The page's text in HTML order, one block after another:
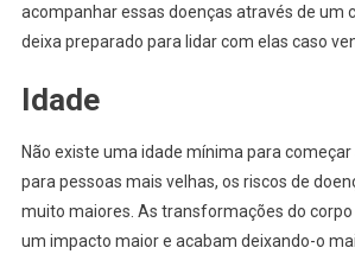
acompanhar essas doenças através de um
deixa preparado para lidar com elas caso
Idade
Não existe uma idade mínima para começar
para pessoas mais velhas, os riscos de
muito maiores. As transformações do
um impacto maior e acabam deixando-o